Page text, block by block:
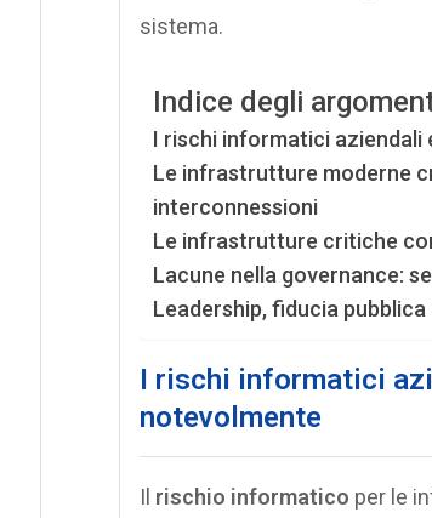
sistema.
Indice degli
I rischi informatici
Le infrastrutture moderne
interconnessioni
Le infrastrutture critiche
Lacune nella governance:
Leadership, fiducia
I rischi informatici
notevolmente
Il rischio informatico per le